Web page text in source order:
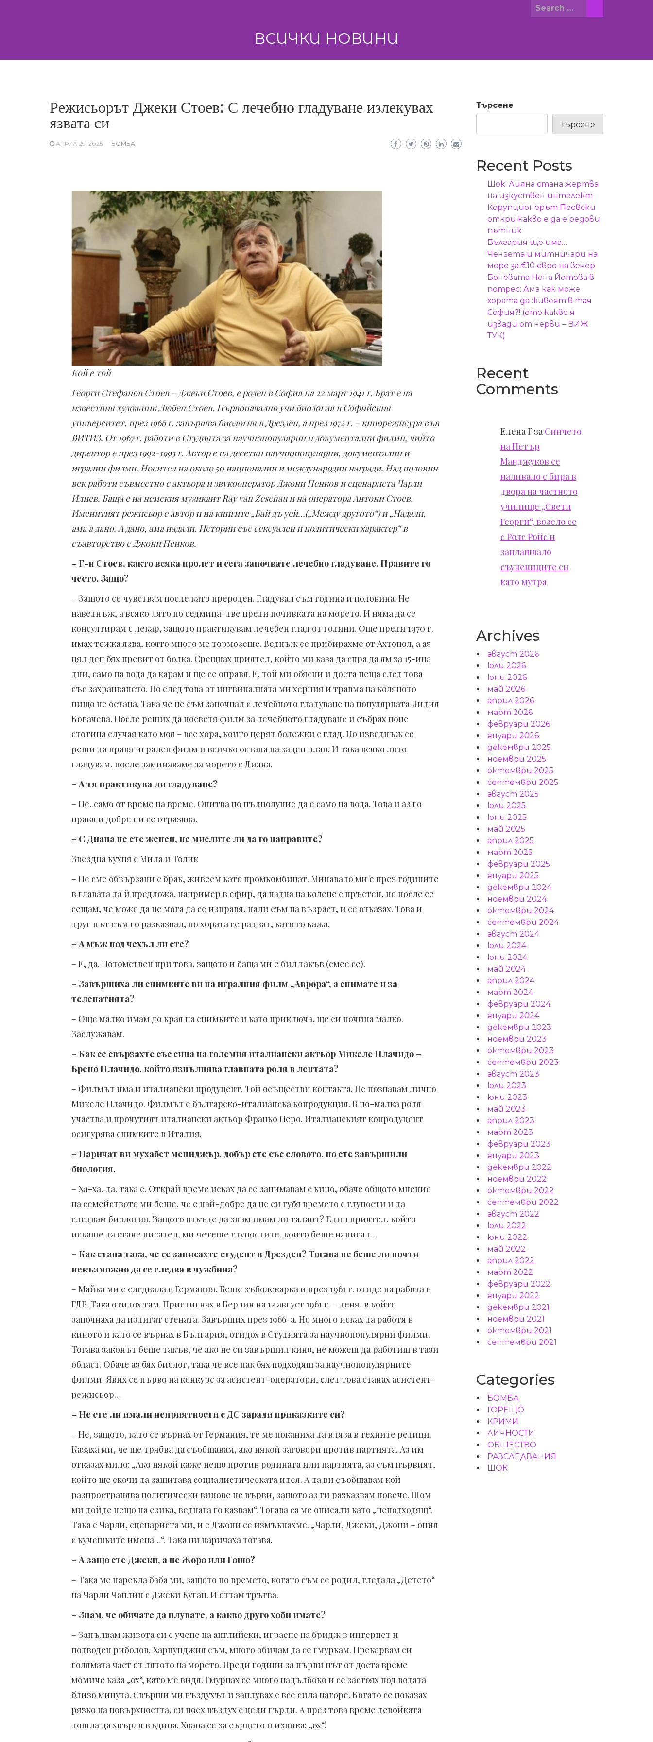
Search
ВСИЧКИ НОВИНИ
Режисьорът Джеки Стоев: С лечебно гладуване излекувах
язвата си
АПРИЛ 29, 2025 БОМБА
Кой е той
Георги Стефанов Стоев – Джеки Стоев, е роден в София на 22 март 1941 г. Брат е на
известния художник Любен Стоев. Първоначално учи биология в Софийския
университет, през 1966 г. завършва биология в Дрезден, а през 1972 г. – кинорежисура във
ВИТИЗ. От 1967 г. работи в Студията за научнопопулярни и документални филми, чийто
директор е през 1992-1993 г. Автор е на десетки научнопопулярни, документални и
игрални филми. Носител на около 50 национални и международни награди. Над половин
век работи съвместно с актьора и звукооператор Джони Пенков и сценариста Чарли
Илиев. Баща е на немския музикант Ray van Zeschau и на оператора Антони Стоев.
Именитият режисьор е автор и на книгите „Бай дъ уей…(„Между другото“) и „Надали,
ама а дано. А дано, ама надали. Истории със сексуален и политически характер“ в
съавторство с Джони Пенков.
– Г-н Стоев, както всяка пролет и сега започвате лечебно гладуване. Правите го
често. Защо?
– Защото се чувствам после като прероден. Гладувал съм година и половина. Не
наведнъж, а всяко лято по седмица-две преди почивката на морето. И няма да се
консултирам с лекар, защото практикувам лечебен глад от години. Още преди 1970 г.
имах тежка язва, която много ме тормозеше. Веднъж се прибирахме от Ахтопол, а аз
цял ден бях превит от болка. Срещнах приятел, който ми каза да спра да ям за 15-ина
дни, само на вода да карам и ще се оправя. Е, той ми обясни и доста неща след това
със захранването. Но след това от ингвиналната ми херния и травма на коляното
нищо не остана. Така че не съм започнал с лечебното гладуване на популярната Лидия
Ковачева. После реших да посветя филм за лечебното гладуване и събрах поне
стотина случая като моя – все хора, които церят болежки с глад. Но изведнъж се
реши да правя игрален филм и всичко остана на заден план. И така всяко лято
гладувам, после заминаваме за морето с Диана.
– А тя практикува ли гладуване?
– Не, само от време на време. Опитва по пълнолуние да е само на вода. Това и аз го
правя и добре ни се отразява.
– С Диана не сте женен, не мислите ли да го направите?
Звездна кухня с Мила и Толик
– Не сме обвързани с брак, живеем като промкомбинат. Минавало ми е през годините
в главата да й предложа, например в ефир, да падна на колене с пръстен, но после се
сещам, че може да не мога да се изправя, нали съм на възраст, и се отказах. Това и
друг път съм го разказвал, но хората се радват, като го кажа.
– А мъж под чехъл ли сте?
– Е, да. Потомствен при това, защото и баща ми е бил такъв (смее се).
– Завършиха ли снимките ви на игралния филм „Аврора“, а снимате и за
телепатията?
– Още малко имам до края на снимките и като приключа, ще си почина малко.
Заслужавам.
– Как се свързахте със сина на големия италиански актьор Микеле Плачидо –
Брено Плачидо, който изпълнява главната роля в лентата?
– Филмът има и италиански продуцент. Той осъществи контакта. Не познавам лично
Микеле Плачидо. Филмът е българско-италианска копродукция. В по-малка роля
участва и прочутият италиански актьор Франко Неро. Италианският копродуцент
осигурява снимките в Италия.
– Наричат ви мухабет мениджър, добър сте със словото, но сте завършили
биология.
– Ха-ха, да, така е. Открай време исках да се занимавам с кино, обаче общото мнение
на семейството ми беше, че е най-добре да не си губя времето с глупости и да
следвам биология. Защото откъде да знам имам ли талант? Един приятел, който
искаше да стане писател, ми четеше глупостите, които беше написал…
– Как стана така, че се записахте студент в Дрезден? Тогава не беше ли почти
невъзможно да се следва в чужбина?
– Майка ми е следвала в Германия. Беше зъболекарка и през 1961 г. отиде на работа в
ГДР. Така отидох там. Пристигнах в Берлин на 12 август 1961 г. – деня, в който
започнаха да издигат стената. Завърших през 1966-а. Но много исках да работя в
киното и като се върнах в България, отидох в Студията за научнопопулярни филми.
Тогава законът беше такъв, че ако не си завършил кино, не можеш да работиш в тази
област. Обаче аз бях биолог, така че все пак бях подходящ за научнопопулярните
филми. Явих се първо на конкурс за асистент-оператори, след това станах асистент-
режисьор…
– Не сте ли имали неприятности с ДС заради приказките си?
– Не, защото, като се върнах от Германия, те ме поканиха да вляза в техните редици.
Казаха ми, че ще трябва да съобщавам, ако някой заговори против партията. Аз им
отказах мило: „Ако някой каже нещо против родината или партията, аз съм първият,
който ще скочи да защитава социалистическата идея. А да ви съобщавам кой
разпространява политически вицове не върви, защото аз ги разказвам повече. Щом
ми дойде нещо на езика, веднага го казвам“. Тогава са ме описали като „неподходящ“.
Така с Чарли, сценариста ми, и с Джони се измъкнахме. „Чарли, Джеки, Джони – ония
с кучешките имена…“. Така ни наричаха тогава.
– А защо сте Джеки, а не Жоро или Гошо?
– Така ме нарекла баба ми, защото по времето, когато съм се родил, гледала „Детето“
на Чарли Чаплин с Джеки Куган. И оттам тръгва.
– Знам, че обичате да плувате, а какво друго хоби имате?
– Запълвам живота си с учене на английски, играене на бридж в интернет и
подводен риболов. Харпунджия съм, много обичам да се гмуркам. Прекарвам си
голямата част от лятото на морето. Преди години за първи път от доста време
момиче каза „ох“, като ме видя. Гмурнах се много надълбоко и се застоях под водата
близо минута. Свърши ми въздухът и заплувах с все сила нагоре. Когато се показах
рязко на повърхността, си поех въздух с цели гърди. А през това време девойката
дошла да хвърля въдица. Хвана се за сърцето и извика: „ох“!
Търсене
Търсене
Recent Posts
Шок! Лияна стана жертва
на изкуствен интелект
Корупционерът Пеевски
откри какво е да е редови
пътник
България ще има…
Ченгета и митничари на
море за €10 евро на вечер
Боневата Нона Йотова в
потрес: Ама как може
хората да живеят в тая
София?! (ето какво я
извади от нерви – ВИЖ
ТУК)
Recent
Comments
Елена Гза Синчето
на Петър
Манджуков се
наливало с бира в
двора на частното
училище „Свети
Георги“, возело се
с Ролс Ройс и
заплашвало
съучениците си
като мутра
Archives
август 2026
юли 2026
юни 2026
май 2026
април 2026
март 2026
февруари 2026
януари 2026
декември 2025
ноември 2025
октомври 2025
септември 2025
август 2025
юли 2025
юни 2025
май 2025
април 2025
март 2025
февруари 2025
януари 2025
декември 2024
ноември 2024
октомври 2024
септември 2024
август 2024
юли 2024
юни 2024
май 2024
април 2024
март 2024
февруари 2024
януари 2024
декември 2023
ноември 2023
октомври 2023
септември 2023
август 2023
юли 2023
юни 2023
май 2023
април 2023
март 2023
февруари 2023
януари 2023
декември 2022
ноември 2022
октомври 2022
септември 2022
август 2022
юли 2022
юни 2022
май 2022
април 2022
март 2022
февруари 2022
януари 2022
декември 2021
ноември 2021
октомври 2021
септември 2021
Categories
БОМБА
ГОРЕЩО
КРИМИ
ЛИЧНОСТИ
ОБЩЕСТВО
РАЗСЛЕДВАНИЯ
ШОК